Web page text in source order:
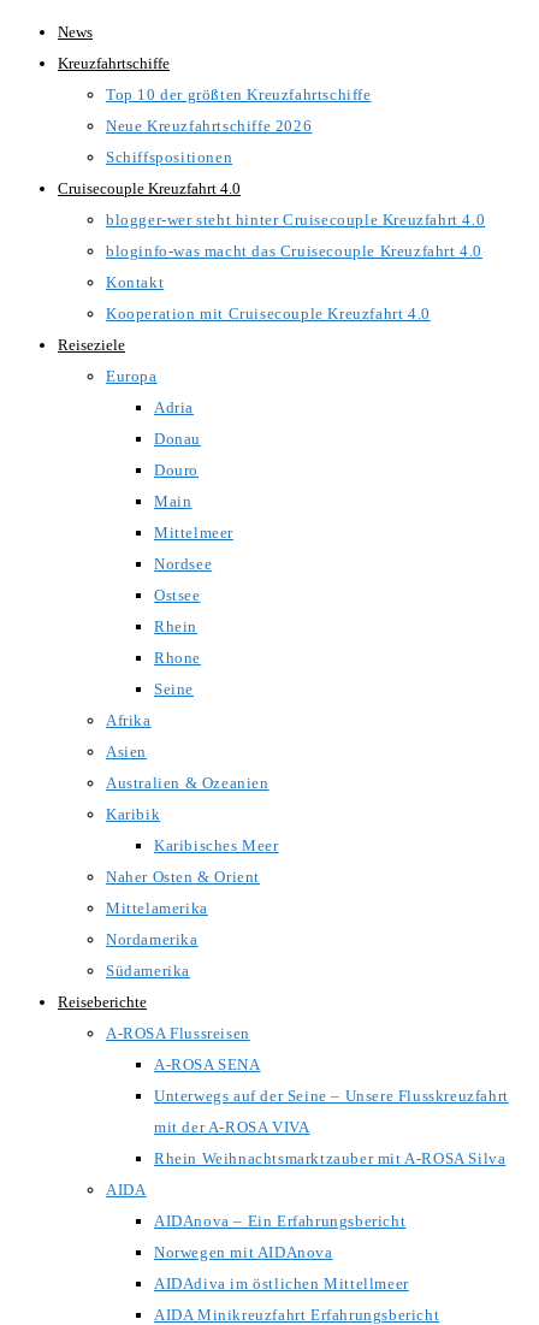
Zum
Inhalt
News
Kreuzfahrtschiffe
Top 10 der größten Kreuzfahrtschiffe
Neue Kreuzfahrtschiffe 2026
Schiffspositionen
Cruisecouple Kreuzfahrt 4.0
blogger-wer steht hinter Cruisecouple Kreuzfahrt 4.0
bloginfo-was macht das Cruisecouple Kreuzfahrt 4.0
Kontakt
Kooperation mit Cruisecouple Kreuzfahrt 4.0
Reiseziele
Europa
Adria
Donau
Douro
Main
Mittelmeer
Nordsee
Ostsee
Rhein
Rhone
Seine
Afrika
Asien
Australien & Ozeanien
Karibik
Karibisches Meer
Naher Osten & Orient
Mittelamerika
Nordamerika
Südamerika
Reiseberichte
A-ROSA Flussreisen
A-ROSA SENA
Unterwegs auf der Seine – Unsere Flusskreuzfahrt
mit der A-ROSA VIVA
Rhein Weihnachtsmarktzauber mit A-ROSA Silva
AIDA
AIDAnova – Ein Erfahrungsbericht
Norwegen mit AIDAnova
AIDAdiva im östlichen Mittellmeer
AIDA Minikreuzfahrt Erfahrungsbericht